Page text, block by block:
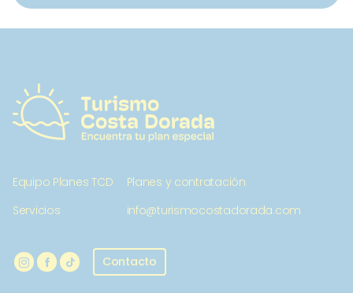
Equipo Planes TCD
Servicios
Planes y contratación
info@turismocostadorada.com
Contacto